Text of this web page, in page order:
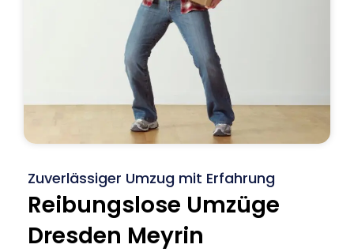
Zuverlässiger Umzug mit Erfahrung
Reibungslose Umzüge
Dresden Meyrin